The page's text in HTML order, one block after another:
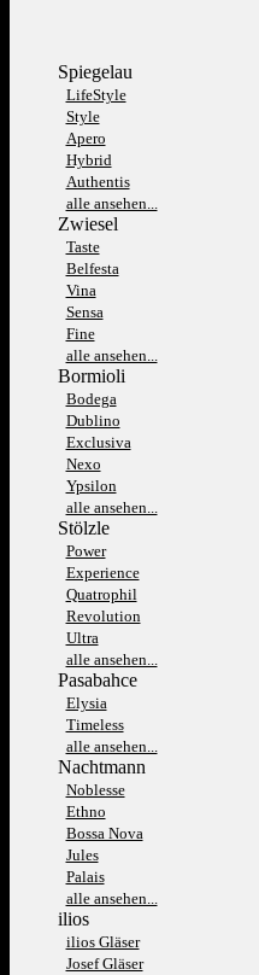
Spiegelau
LifeStyle
Style
Apero
Hybrid
Authentis
alle ansehen...
Zwiesel
Taste
Belfesta
Vina
Sensa
Fine
alle ansehen...
Bormioli
Bodega
Dublino
Exclusiva
Nexo
Ypsilon
alle ansehen...
Stölzle
Power
Experience
Quatrophil
Revolution
Ultra
alle ansehen...
Pasabahce
Elysia
Timeless
alle ansehen...
Nachtmann
Noblesse
Ethno
Bossa Nova
Jules
Palais
alle ansehen...
ilios
ilios Gläser
Josef Gläser